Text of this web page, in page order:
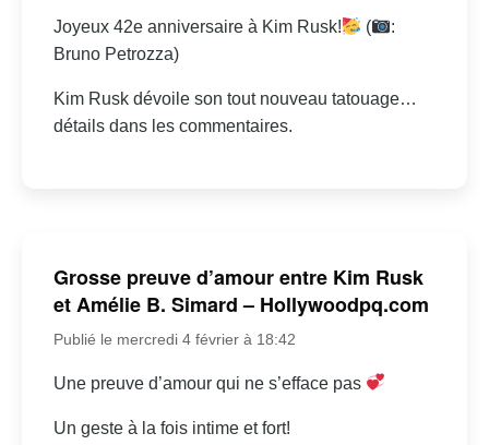
Joyeux 42e anniversaire à Kim Rusk! (
:
Bruno Petrozza)
Kim Rusk dévoile son tout nouveau tatouage…
détails dans les commentaires.
Grosse preuve d’amour entre Kim Rusk
et Amélie B. Simard – Hollywoodpq.com
Publié le mercredi 4 février à 18:42
Une preuve d’amour qui ne s’efface pas
Un geste à la fois intime et fort!